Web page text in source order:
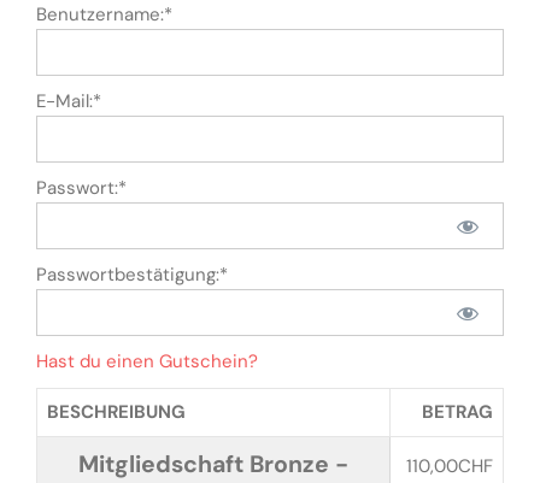
Benutzername:*
E-Mail:*
Passwort:*
Passwortbestätigung:*
Hast du einen Gutschein?
BESCHREIBUNG BETRAG
Mitgliedschaft Bronze -
110,00CHF